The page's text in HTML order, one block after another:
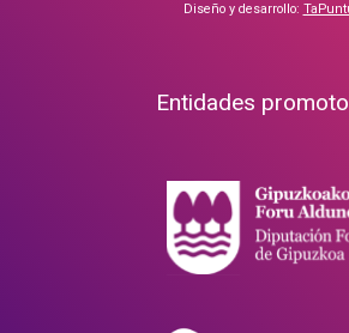
Diseño y desarrollo:
Entidades